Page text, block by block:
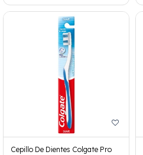
Cepillo De Dientes Colgate Pro